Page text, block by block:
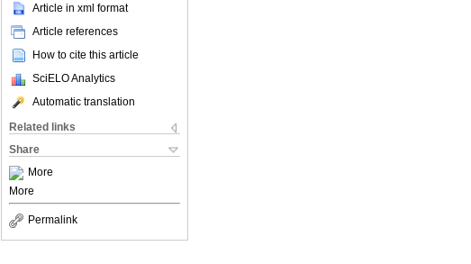
Article in xml format
Article references
How to cite this article
SciELO Analytics
Automatic translation
Related links
Share
More
More
Permalink